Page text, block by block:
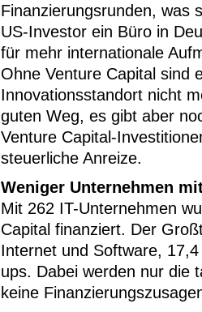
Finanzierungsrunden, was
US-Investor ein Büro in
für mehr internationale
Ohne Venture Capital sind
Innovationsstandort nicht
guten Weg, es gibt aber
Venture Capital-
steuerliche Anreize.
Weniger Unternehmen
Mit 262 IT-Unternehmen
Capital finanziert. Der
Internet und Software,
ups. Dabei werden nur die
keine